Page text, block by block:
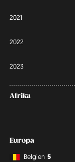
2021
2022
2023
Afrika
Europa
Belgien 5